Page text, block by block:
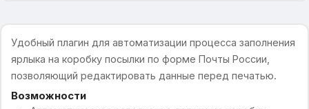
Удобный плагин для автоматизации процесса заполнения
ярлыка на коробку посылки по форме Почты России,
позволяющий редактировать данные перед печатью.
Возможности